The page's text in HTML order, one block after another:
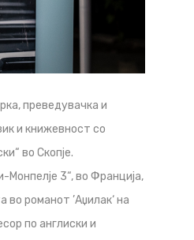
преведувачка и
и книжевност со
во Скопје.
3“, во Франција,
романот ’Аџилак‘ на
по англиски и